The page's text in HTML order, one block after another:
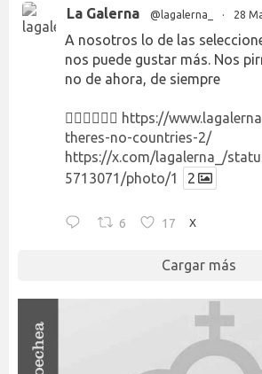
La Galerna @lagalerna_ · 28
A nosotros lo de las
nos puede gustar más. Nos
no de ahora, de siempre
👉🏻👉🏻👉🏻 https://
theres-no-countries-2/
https://x.com/lagalerna_/
5713071/photo/1
2
6 17 X
Cargar más